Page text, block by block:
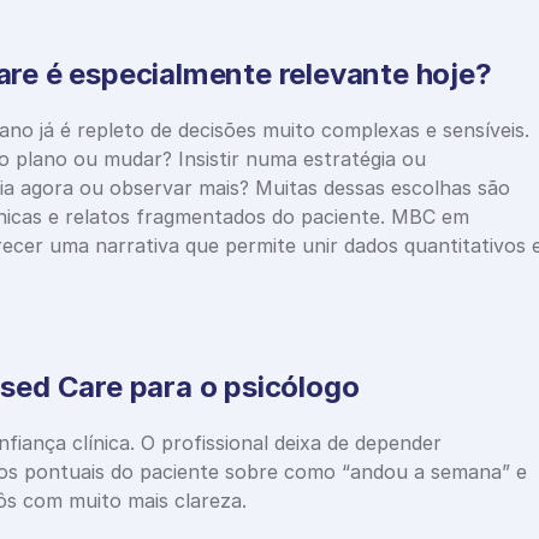
é especialmente relevante hoje?
já é repleto de decisões muito complexas e sensíveis.
plano ou mudar? Insistir numa estratégia ou
ou observar mais? Muitas dessas escolhas são
e relatos fragmentados do paciente. MBC em
uma narrativa que permite unir dados quantitativos
Care para o psicólogo
clínica. O profissional deixa de depender
pontuais do paciente sobre como “andou a semana” e
com muito mais clareza.